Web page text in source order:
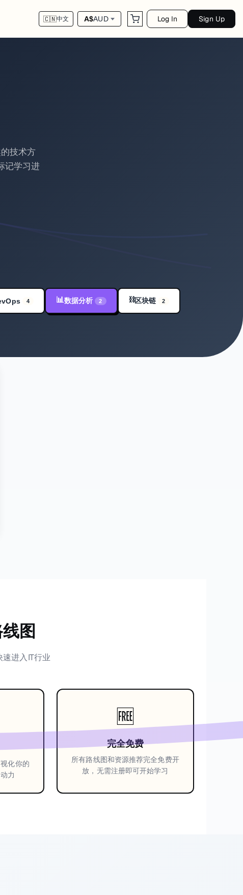
🇨🇳中文 A$AUD Log In Sign Up
技术方
记学习进
4 📊数据分析 2 ⛓️区块链 2
图
进入IT行业
化你的
力
🆓
完全免费
所有路线图和资源推荐完全免费开
放，无需注册即可开始学习